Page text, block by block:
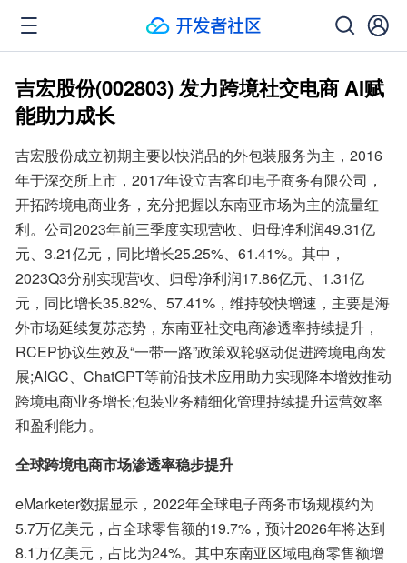
吉宏股份(002803) 发力跨境社交电商 AI赋
能助力成长
吉宏股份成立初期主要以快消品的外包装服务为主，2016
年于深交所上市，2017年设立吉客印电子商务有限公司，
开拓跨境电商业务，充分把握以东南亚市场为主的流量红
利。公司2023年前三季度实现营收、归母净利润49.31亿
元、3.21亿元，同比增长25.25%、61.41%。其中，
2023Q3分别实现营收、归母净利润17.86亿元、1.31亿
元，同比增长35.82%、57.41%，维持较快增速，主要是海
外市场延续复苏态势，东南亚社交电商渗透率持续提升，
RCEP协议生效及“一带一路”政策双轮驱动促进跨境电商发
展;AIGC、ChatGPT等前沿技术应用助力实现降本增效推动
跨境电商业务增长;包装业务精细化管理持续提升运营效率
和盈利能力。
全球跨境电商市场渗透率稳步提升
eMarketer数据显示，2022年全球电子商务市场规模约为
5.7万亿美元，占全球零售额的19.7%，预计2026年将达到
8.1万亿美元，占比为24%。其中东南亚区域电商零售额增